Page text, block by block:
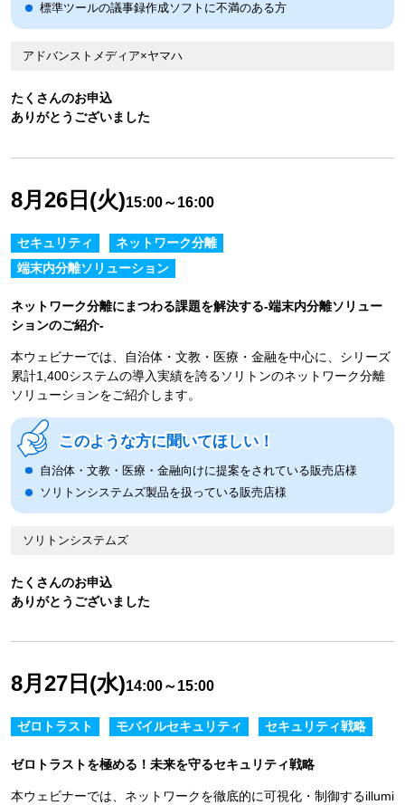
たくさんのお申込
ありがとうございました
標準ツールの議事録作成ソフトに不満のある方
アドバンストメディア×ヤマハ
8月26日(火)15:00～16:00
たくさんのお申込
ありがとうございました
セキュリティ
ネットワーク分離
端末内分離ソリューション
ネットワーク分離にまつわる課題を解決する-端末内分離ソリュー
ションのご紹介-
本ウェビナーでは、自治体・文教・医療・金融を中心に、シリーズ
累計1,400システムの導入実績を誇るソリトンのネットワーク分離
ソリューションをご紹介します。
このような方に聞いてほしい！
自治体・文教・医療・金融向けに提案をされている販売店様
ソリトンシステムズ製品を扱っている販売店様
ソリトンシステムズ
8月27日(水)14:00～15:00
ゼロトラスト モバイルセキュリティ セキュリティ戦略
ゼロトラストを極める！未来を守るセキュリティ戦略
本ウェビナーでは、ネットワークを徹底的に可視化・制御するillumi